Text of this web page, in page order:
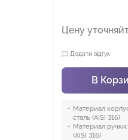
Цену
Додати відгук
В
Материал
сталь (AISI 316)
Материал ручки:
(AISI 316)